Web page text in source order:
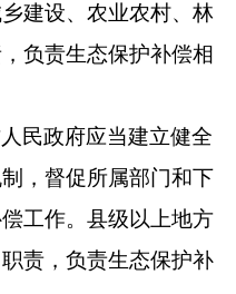
建设、农业农村、林
负责生态保护补偿相
民政府应当建立健全
，督促所属部门和下
工作。县级以上地方
责，负责生态保护补